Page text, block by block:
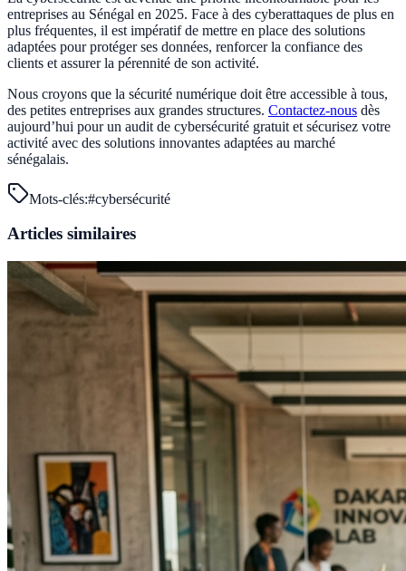
entreprises au Sénégal en 2025. Face à des cyberattaques de plus en
plus fréquentes, il est impératif de mettre en place des solutions
adaptées pour protéger ses données, renforcer la confiance des
clients et assurer la pérennité de son activité.
Nous croyons que la sécurité numérique doit être accessible à tous,
des petites entreprises aux grandes structures. Contactez-nous dès
aujourd’hui pour un audit de cybersécurité gratuit et sécurisez votre
activité avec des solutions innovantes adaptées au marché
sénégalais.
Mots-clés:#cybersécurité
Articles similaires